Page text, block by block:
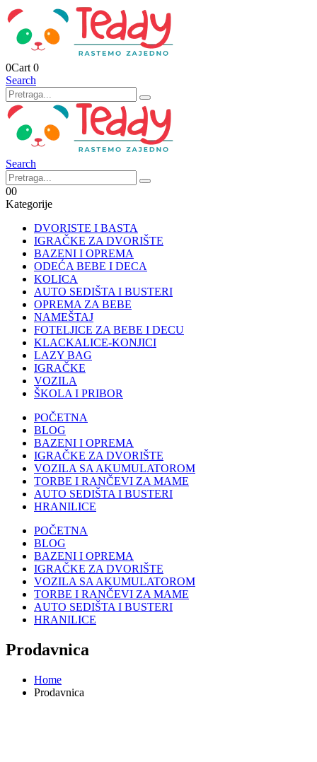
0Cart 0
Search
Search
00
Kategorije
DVORISTE I BASTA
IGRAČKE ZA DVORIŠTE
BAZENI I OPREMA
ODEĆA BEBE I DECA
KOLICA
AUTO SEDIŠTA I BUSTERI
OPREMA ZA BEBE
NAMEŠTAJ
FOTELJICE ZA BEBE I DECU
KLACKALICE-KONJICI
LAZY BAG
IGRAČKE
VOZILA
ŠKOLA I PRIBOR
POČETNA
BLOG
BAZENI I OPREMA
IGRAČKE ZA DVORIŠTE
VOZILA SA AKUMULATOROM
TORBE I RANČEVI ZA MAME
AUTO SEDIŠTA I BUSTERI
HRANILICE
POČETNA
BLOG
BAZENI I OPREMA
IGRAČKE ZA DVORIŠTE
VOZILA SA AKUMULATOROM
TORBE I RANČEVI ZA MAME
AUTO SEDIŠTA I BUSTERI
HRANILICE
Prodavnica
Home
Prodavnica